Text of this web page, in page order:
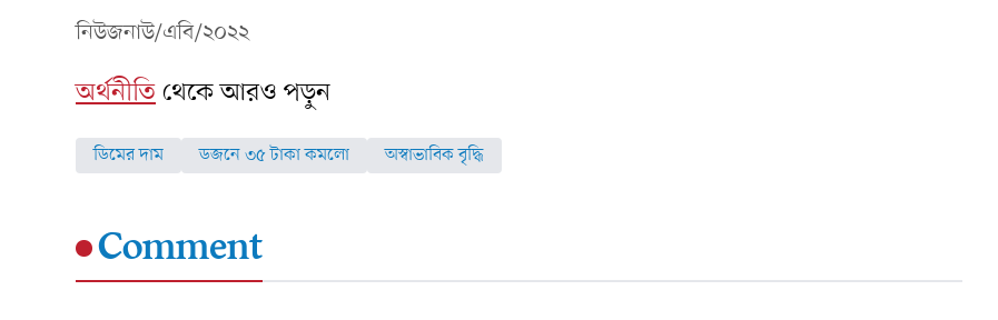
নিউজনাউ/এবি/২০২২
অর্থনীতিথেকে আরও পড়ুন
ডিমের দাম ডজনে ৩৫ টাকা কমলো অস্বাভাবিক বৃদ্ধি
Comment